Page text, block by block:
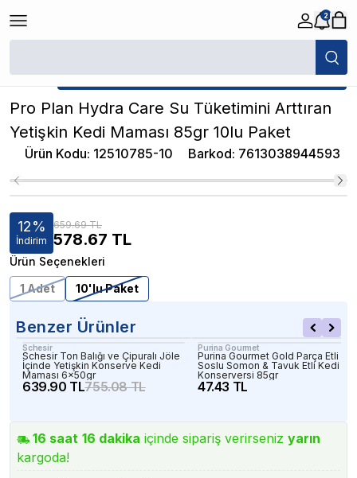
2
/ Pro Plan Hydra Care Su Tüketimini Arttıran
★ Atakan Petshop, Pro Plan yetkili satıcısıdır.
Pro Plan Hydra Care Su Tüketimini Arttıran
Yetişkin Kedi Maması 85gr 10lu Paket
Ürün Kodu: 12510785-10 Barkod: 7613038944593
12%
İndirim
659.69 TL
578.67 TL
Ürün Seçenekleri
1 Adet
10'lu Paket
Benzer Ürünler
Schesir
Schesir Ton Balığı ve Çipuralı Jöle
İçinde Yetişkin Konserve Kedi
Maması 6x50gr
639.90 TL755.08 TL
Purina Gourmet
Purina Gourmet Gold Parça Etli
Soslu Somon & Tavuk Etli Kedi
Konserversi 85gr
47.43 TL
16 saat 16 dakika içinde sipariş verirseniz yarın
kargoda!